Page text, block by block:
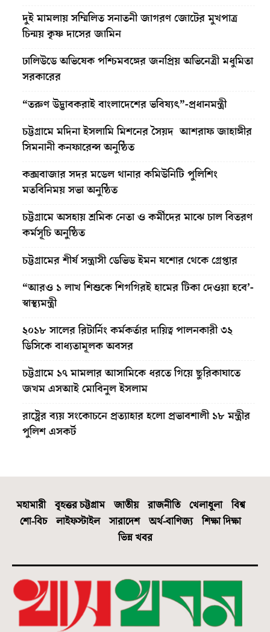
দুই মামলায় সম্মিলিত সনাতনী জাগরণ জোটের মুখপাত্র
চিন্ময় কৃষ্ণ দাসের জামিন
ঢালিউডে অভিষেক পশ্চিমবঙ্গের জনপ্রিয় অভিনেত্রী মধুমিতা
সরকারের
“তরুণ উদ্ভাবকরাই বাংলাদেশের ভবিষ্যৎ”-প্রধানমন্ত্রী
চট্টগ্রামে মদিনা ইসলামি মিশনের সৈয়দ আশরাফ জাহাঙ্গীর
সিমনানী কনফারেন্স অনুষ্ঠিত
কক্সবাজার সদর মডেল থানার কমিউনিটি পুলিশিং
মতবিনিময় সভা অনুষ্ঠিত
চট্টগ্রামে অসহায় শ্রমিক নেতা ও কর্মীদের মাঝে চাল বিতরণ
কর্মসূচি অনুষ্ঠিত
চট্টগ্রামের শীর্ষ সন্ত্রাসী ডেভিড ইমন যশোর থেকে গ্রেপ্তার
“আরও ১ লাখ শিশুকে শিগগিরই হামের টিকা দেওয়া হবে’-
স্বাস্থ্যমন্ত্রী
২০১৮ সালের রিটার্নিং কর্মকর্তার দায়িত্ব পালনকারী ৩২
ডিসিকে বাধ্যতামূলক অবসর
চট্টগ্রামে ১৭ মামলার আসামিকে ধরতে গিয়ে ছুরিকাঘাতে
জখম এসআই মোবিনুল ইসলাম
রাষ্ট্রের ব্যয় সংকোচনে প্রত্যাহার হলো প্রভাবশালী ১৮ মন্ত্রীর
পুলিশ এসকর্ট
মহামারী বৃহত্তর চট্টগ্রাম জাতীয় রাজনীতি খেলাধুলা
বিশ্ব
শো-বিচ
লাইফস্টাইল সারাদেশ অর্থ-বাণিজ্য
শিক্ষা দিক্ষা
ভিন্ন খবর